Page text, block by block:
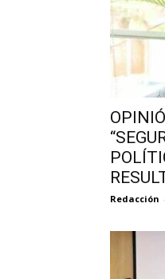
Redacción -